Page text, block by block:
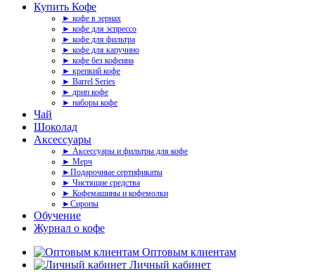
Купить Кофе
► кофе в зернах
► кофе для эспрессо
► кофе для фильтра
► кофе для капучино
► кофе без кофеина
► крепкий кофе
► Barrel Series
► дрип кофе
► наборы кофе
Чай
Шоколад
Аксессуары
► Аксессуары и фильтры для кофе
► Мерч
►Подарочные сертификаты
► Чистящие средства
► Кофемашины и кофемолки
►Сиропы
Обучение
Журнал о кофе
Оптовым клиентам
Личный кабинет